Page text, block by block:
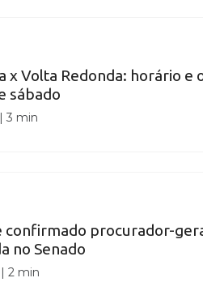
x Volta Redonda: horário e
sábado
|3 min
confirmado procurador-
no Senado
|2 min